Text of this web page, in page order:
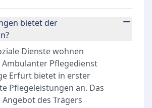
bietet der
Dienste wohnen
Ambulanter Pflegedienst
Erfurt bietet in erster
Pflegeleistungen an. Das
des Trägers